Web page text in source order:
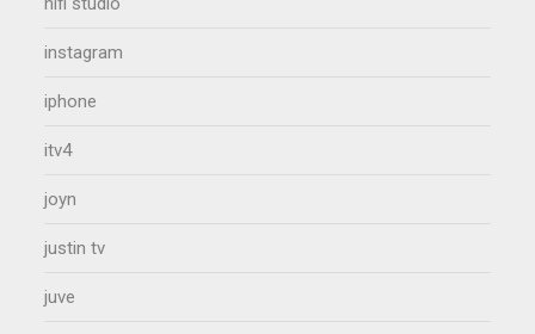
instagram
iphone
itv4
joyn
justin tv
juve